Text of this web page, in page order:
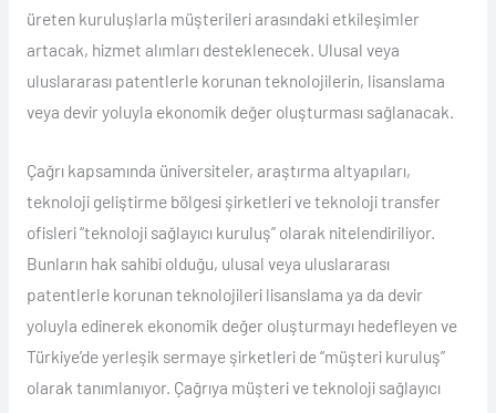
üreten kuruluşlarla müşterileri arasındaki etkileşimler
artacak, hizmet alımları desteklenecek. Ulusal veya
uluslararası patentlerle korunan teknolojilerin, lisanslama
veya devir yoluyla ekonomik değer oluşturması sağlanacak.
Çağrı kapsamında üniversiteler, araştırma altyapıları,
teknoloji geliştirme bölgesi şirketleri ve teknoloji transfer
ofisleri “teknoloji sağlayıcı kuruluş” olarak nitelendiriliyor.
Bunların hak sahibi olduğu, ulusal veya uluslararası
patentlerle korunan teknolojileri lisanslama ya da devir
yoluyla edinerek ekonomik değer oluşturmayı hedefleyen ve
Türkiye’de yerleşik sermaye şirketleri de “müşteri kuruluş”
olarak tanımlanıyor. Çağrıya müşteri ve teknoloji sağlayıcı